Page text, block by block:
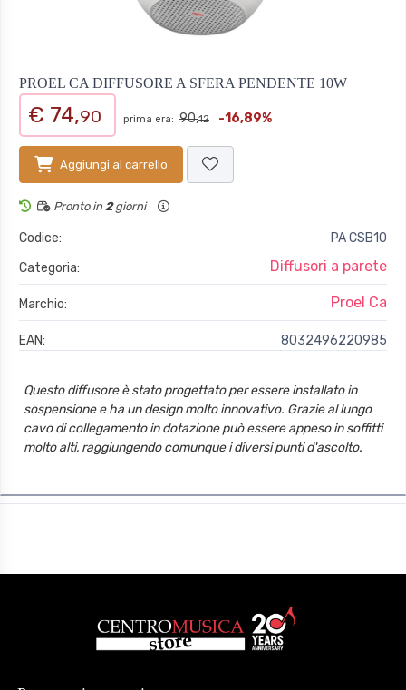
PROEL CA DIFFUSORE A SFERA PENDENTE 10W
€ 74,90 prima era: 90,12 -16,89%
Aggiungi al carrello
Pronto in 2giorni
Codice:
PA CSB10
Categoria:
Diffusori a parete
Marchio: Proel Ca
EAN: 8032496220985
Questo diffusore è stato progettato per essere installato in
sospensione e ha un design molto innovativo. Grazie al lungo
cavo di collegamento in dotazione può essere appeso in soffitti
molto alti, raggiungendo comunque i diversi punti d'ascolto.